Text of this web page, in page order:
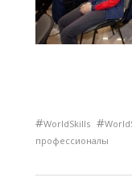
#WorldSkills #
профессионалы